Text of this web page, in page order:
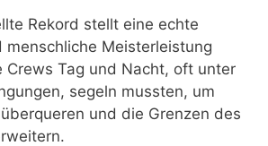
Rekord stellt eine echte
menschliche Meisterleistung
Crews Tag und Nacht, oft unter
segeln mussten, um
und die Grenzen des